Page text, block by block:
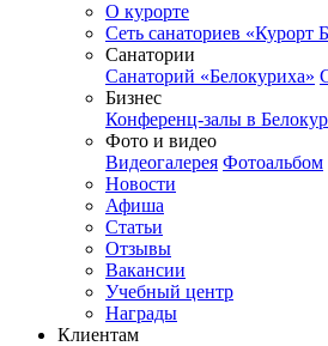
О курорте
Сеть санаториев «Курорт
Санатории
Санаторий «Белокуриха»
Бизнес
Конференц-залы в
Фото и видео
Видеогалерея Фотоальбом
Новости
Афиша
Статьи
Отзывы
Вакансии
Учебный центр
Награды
Клиентам